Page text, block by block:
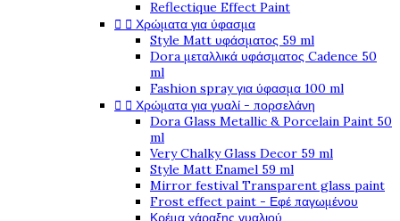
Reflectique Effect Paint
  Χρώματα για ύφασμα
Style Matt υφάσματος 59 ml
Dora μεταλλικά υφάσματος Cadence 50
ml
Fashion spray για ύφασμα 100 ml
  Χρώματα για γυαλί - πορσελάνη
Dora Glass Metallic & Porcelain Paint 50
ml
Very Chalky Glass Decor 59 ml
Style Matt Enamel 59 ml
Mirror festival Transparent glass paint
Frost effect paint - Εφέ παγωμένου
Κρέμα χάραξης γυαλιού